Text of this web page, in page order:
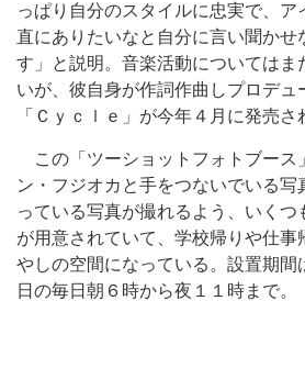
っぱり自分のスタイルに忠実で、ア
直にありたいなと自分に言い聞かせ
す」と説明。音楽活動についてはま
いが、彼自身が作詞作曲しプロデュ
「Ｃｙｃｌｅ」が今年４月に発売さ
この「ツーショットフォトブース
ン・フジオカと手をつないでいる写
っている写真が撮れるよう、いくつ
が用意されていて、学校帰りや仕事
やしの空間になっている。設置期間
日の毎日朝６時から夜１１時まで。